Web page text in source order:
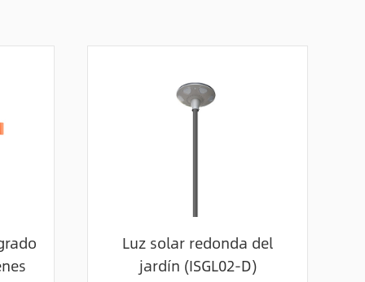
Luz solar redonda del
jardín (ISGL02-D)